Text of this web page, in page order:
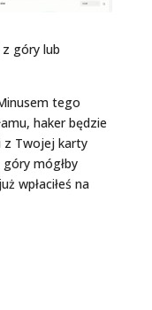
góry lub
tego
haker będzie
z Twojej karty
góry mógłby
wpłaciłeś na